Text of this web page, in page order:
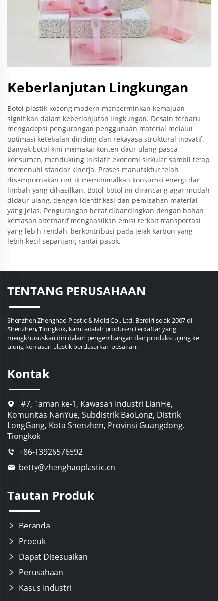
Keberlanjutan Lingkungan
Botol plastik kosong modern mencerminkan kemajuan
signifikan dalam keberlanjutan lingkungan. Desain terbaru
mengadopsi pengurangan penggunaan material melalui
optimasi ketebalan dinding dan rekayasa struktural inovatif.
Banyak botol kini memakai konten daur ulang pasca-
konsumen, mendukung inisiatif ekonomi sirkular sambil tetap
memenuhi standar kinerja. Proses manufaktur telah
disempurnakan untuk meminimalkan konsumsi energi dan
limbah yang dihasilkan. Botol-botol ini dirancang agar mudah
didaur ulang, dengan identifikasi dan pemisahan material
yang jelas. Pengurangan berat dibandingkan dengan bahan
kemasan alternatif menghasilkan emisi terkait transportasi
yang lebih rendah, berkontribusi pada jejak karbon yang
lebih kecil sepanjang rantai pasok.
TENTANG PERUSAHAAN
Shenzhen Zhenghao Plastic & Mold Co., Ltd. Berdiri sejak 2007 di
Shenzhen, Tiongkok, kami adalah produsen terdaftar yang
mengkhususkan diri dalam pengembangan dan produksi ujung ke
ujung kemasan plastik berdasarkan pesanan.
Kontak
#7, Taman ke-1, Kawasan Industri LianHe,
Komunitas NanYue, Subdistrik BaoLong, Distrik
LongGang, Kota Shenzhen, Provinsi Guangdong,
Tiongkok
+86-13926576592
betty@zhenghaoplastic.cn
Tautan Produk
Beranda
Produk
Dapat Disesuaikan
Perusahaan
Kasus Industri